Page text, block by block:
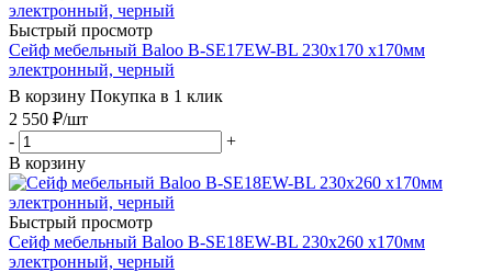
Быстрый просмотр
Сейф мебельный Baloo B-SE17EW-BL 230x170 x170мм
электронный, черный
В корзину Покупка в 1 клик
2 550 ₽/шт
-
+
В корзину
Быстрый просмотр
Сейф мебельный Baloo B-SE18EW-BL 230x260 x170мм
электронный, черный